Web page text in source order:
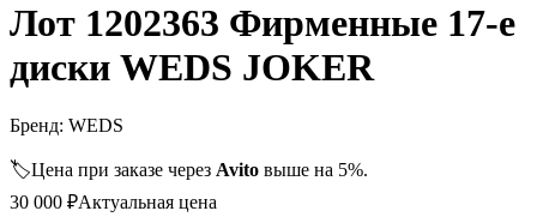
Лот 1202363 Фирменные 17-е
диски WEDS JOKER
Бренд: WEDS
🏷️Цена при заказе через Avito выше на 5%.
30 000 ₽Актуальная цена